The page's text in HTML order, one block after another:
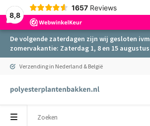
8,8
1657 Reviews
De volgende zaterdagen zijn wij gesloten ivm
zomervakantie: Zaterdag 1, 8 en 15 augustus
Verzending in Nederland & België